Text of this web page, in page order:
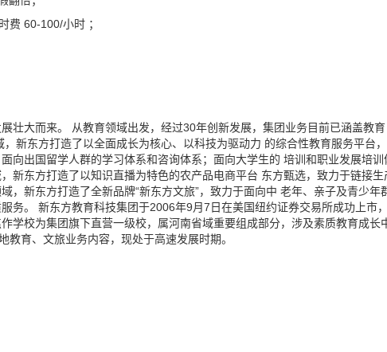
费 60-100/小时 ；
壮大而来。 从教育领域出发，经过30年创新发展，集团业务目前已涵盖教育
新东方打造了以全面成长为核心、以科技为驱动力 的综合性教育服务平台，
向出国留学人群的学习体系和咨询体系；面向大学生的 培训和职业发展培训
新东方打造了以知识直播为特色的农产品电商平台 东方甄选，致力于链接生
，新东方打造了全新品牌“新东方文旅”，致力于面向中 老年、亲子及青少年
务。 新东方教育科技集团于2006年9月7日在美国纽约证券交易所成功上市，
学校为集团旗下直营一级校，属河南省域重要组成部分，涉及素质教育成长
育、文旅业务内容，现处于高速发展时期。